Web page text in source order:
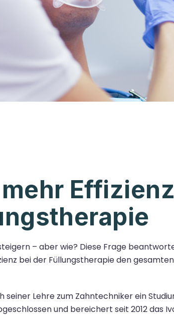
Effizienz
– aber wie? Diese Frage
bei der Füllungstherapie den gesamten
seiner Lehre zum Zahntechniker ein
und bereichert seit 2012 das